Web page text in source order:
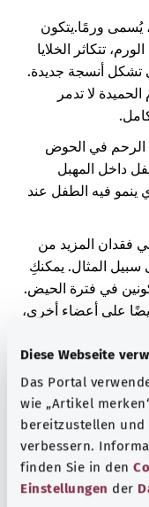
Diese Webseite
Das Portal
wie „Artikel
bereitzustellen und
verbessern.
finden Sie in den
Einstellungen der
يُسمى ورمًا.يتكون
تتكاثر الخلايا
تشكل أنسجة جديدة.
الحميدة لا تدمر
الرحم في الحوض
داخل المهبل
ينمو فيه الطفل عند
فقدان المزيد من
سبيل المثال. يمكنكِ
في فترة الحيض.
على أعضاء أخرى،
لا تظهر عليك أي